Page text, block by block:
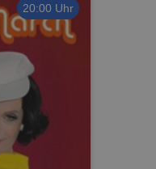
20:00 Uhr